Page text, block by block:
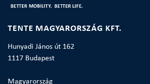
TENTE MAGYARORSZÁG KFT.
Hunyadi János út 162
1117 Budapest
Magyarország